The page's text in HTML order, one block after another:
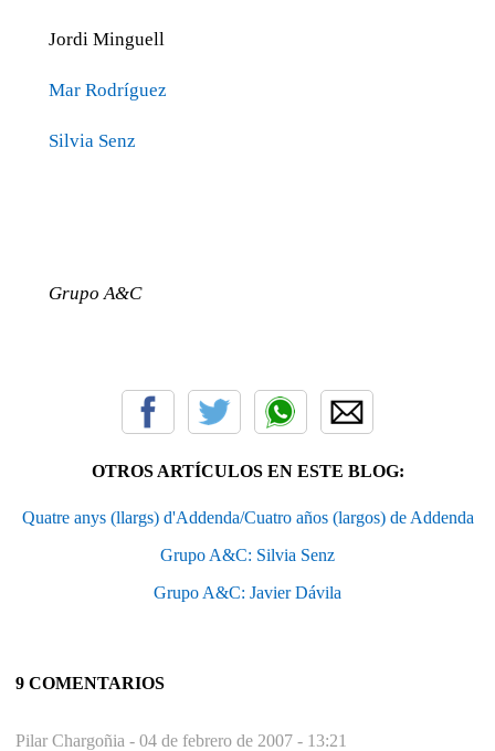
Jordi Minguell
Mar Rodríguez
Silvia Senz
Grupo A&C
OTROS ARTÍCULOS EN ESTE BLOG:
Quatre anys (llargs) d'Addenda/Cuatro años (largos) de Addenda
Grupo A&C: Silvia Senz
Grupo A&C: Javier Dávila
9 COMENTARIOS
Pilar Chargoñia - 04 de febrero de 2007 - 13:21